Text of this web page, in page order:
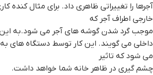
آجرها را تغییراتی ظاهری داد. برای مثال
خارجی اطراف آجر که
موجب گرد شدن گوشه های آجر می شود.به این
داخلی می گویند. این کار توسط دستگاه های به
می شود که تاثیر
چشم گیری در ظاهر خانه شما خواهد داشت.